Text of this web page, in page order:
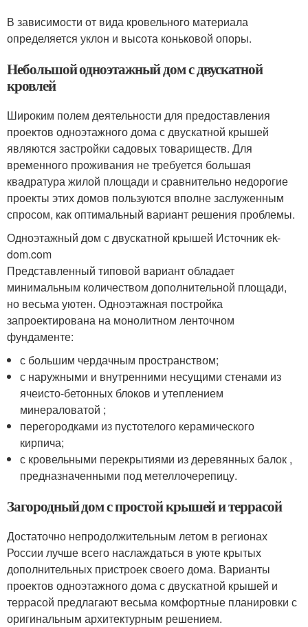
В зависимости от вида кровельного материала
определяется уклон и высота коньковой опоры.
Небольшой одноэтажный дом с двускатной
кровлей
Широким полем деятельности для предоставления
проектов одноэтажного дома с двускатной крышей
являются застройки садовых товариществ. Для
временного проживания не требуется большая
квадратура жилой площади и сравнительно недорогие
проекты этих домов пользуются вполне заслуженным
спросом, как оптимальный вариант решения проблемы.
Одноэтажный дом с двускатной крышей Источник ek-
dom.com
Представленный типовой вариант обладает
минимальным количеством дополнительной площади,
но весьма уютен. Одноэтажная постройка
запроектирована на монолитном ленточном
фундаменте:
с большим чердачным пространством;
с наружными и внутренними несущими стенами из
ячеисто-бетонных блоков и утеплением
минераловатой ;
перегородками из пустотелого керамического
кирпича;
с кровельными перекрытиями из деревянных балок ,
предназначенными под метеллочерепицу.
Загородный дом с простой крышей и террасой
Достаточно непродолжительным летом в регионах
России лучше всего наслаждаться в уюте крытых
дополнительных пристроек своего дома. Варианты
проектов одноэтажного дома с двускатной крышей и
террасой предлагают весьма комфортные планировки с
оригинальным архитектурным решением.